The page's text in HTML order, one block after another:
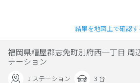
結果を地図上で確認す
福岡県糟屋郡志免町別府西一丁目 周
テーション
1 ステーション 3 台